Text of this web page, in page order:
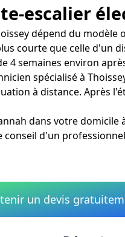
escalier
dépend du
courte que celle d'un
4 semaines environ
spécialisé à
à distance. Après
dans votre
d'un
un devis